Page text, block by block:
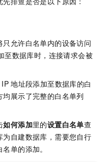
允许白名单内的设备访问
至数据库时，连接请求会被
IP 地址段添加至数据库的白
展示了完整的白名单列
如何添加里的设置白名单查
自建数据库，需要您自行
单的添加。